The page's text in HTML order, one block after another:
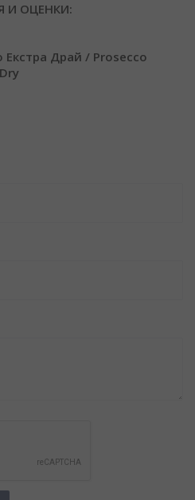
И ОЦЕНКИ:
Екстра Драй / Prosecco